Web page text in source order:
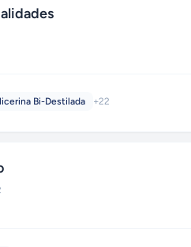
Bi-Destilada +22